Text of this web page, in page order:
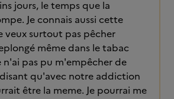
jours, le temps que la
Je connais aussi cette
veux surtout pas pêcher
même dans le tabac
n'ai pas pu m'empêcher de
qu'avec notre addiction
être la meme. Je pourrai me